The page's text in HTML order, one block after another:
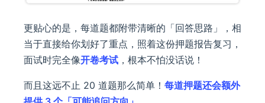
更贴心的是，每道题都附带清晰的「回答思路」，相
当于直接给你划好了重点，照着这份押题报告复习，
面试时完全像开卷考试 ，根本不怕没话说！
而且这远不止 20 道题那么简单！ 每道押题还会额外